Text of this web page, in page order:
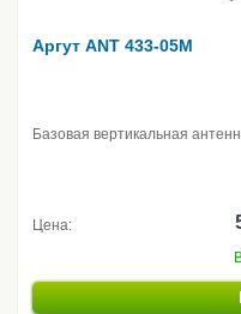
Аргут ANT 433-05M
Базовая вертикальная
Цена: